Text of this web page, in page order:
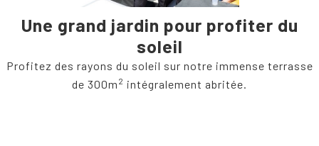
Une grand jardin pour profiter du
soleil
Profitez des rayons du soleil sur notre immense terrasse
de 300m 2 intégralement abritée.